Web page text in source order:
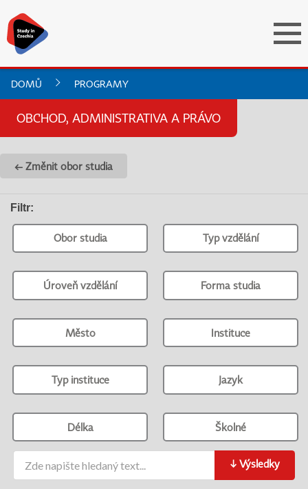
DOMŮ PROGRAMY
OBCHOD, ADMINISTRATIVA A PRÁVO
← Změnit obor studia
Filtr:
Obor studia Typ vzdělání
Úroveň vzdělání Forma studia
Město Instituce
Typ instituce Jazyk
Délka Školné
↓ Výsledky